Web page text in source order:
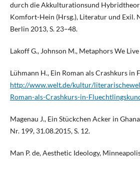
durch die Akkulturationsund
Komfort-Hein (Hrsg.), Literatur und Exil.
Berlin 2013, S. 23–48.
Lakoff G., Johnson M., Metaphors We
Lühmann H., Ein Roman als Crashkurs in
http://www.welt.de/kultur/
Roman-als-Crashkurs-in-
Magenau J., Ein Stückchen Acker in
Nr. 199, 31.08.2015, S. 12.
Man P. de, Aesthetic Ideology,